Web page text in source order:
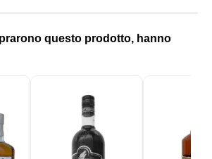
questo prodotto, hanno